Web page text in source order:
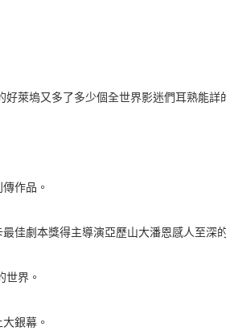
萊塢又多了多少個全世界影迷們耳熟能詳
作品。
佳劇本獎得主導演亞歷山大潘恩感人至深
世界。
銀幕。